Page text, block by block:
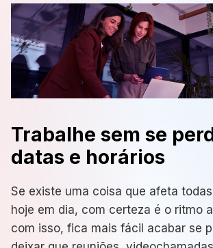
Trabalhe sem se
datas e horários
Se existe uma coisa que afeta
hoje em dia, com certeza é o ritmo
com isso, fica mais fácil acabar se